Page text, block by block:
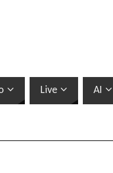
Live AI